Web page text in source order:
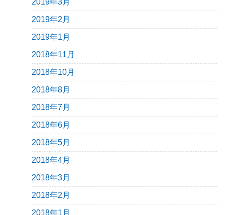
2019年2月
2019年1月
2018年11月
2018年10月
2018年8月
2018年7月
2018年6月
2018年5月
2018年4月
2018年3月
2018年2月
2018年1月